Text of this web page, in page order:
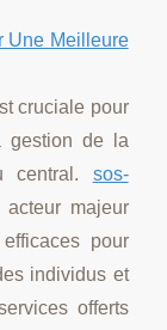
Une Meilleure
cruciale pour
gestion de la
central. sos-
majeur
pour
individus et
offerts